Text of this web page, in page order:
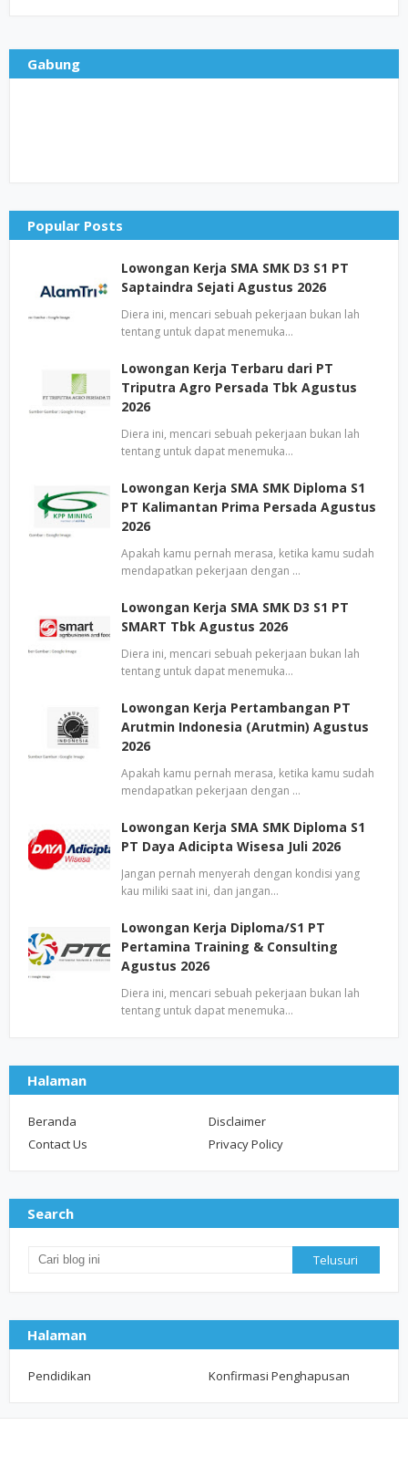
Gabung
Popular Posts
Lowongan Kerja SMA SMK D3 S1 PT
Saptaindra Sejati Agustus 2026
Diera ini, mencari sebuah pekerjaan bukan lah
tentang untuk dapat menemuka…
Lowongan Kerja Terbaru dari PT
Triputra Agro Persada Tbk Agustus
2026
Diera ini, mencari sebuah pekerjaan bukan lah
tentang untuk dapat menemuka…
Lowongan Kerja SMA SMK Diploma S1
PT Kalimantan Prima Persada Agustus
2026
Apakah kamu pernah merasa, ketika kamu sudah
mendapatkan pekerjaan dengan …
Lowongan Kerja SMA SMK D3 S1 PT
SMART Tbk Agustus 2026
Diera ini, mencari sebuah pekerjaan bukan lah
tentang untuk dapat menemuka…
Lowongan Kerja Pertambangan PT
Arutmin Indonesia (Arutmin) Agustus
2026
Apakah kamu pernah merasa, ketika kamu sudah
mendapatkan pekerjaan dengan …
Lowongan Kerja SMA SMK Diploma S1
PT Daya Adicipta Wisesa Juli 2026
Jangan pernah menyerah dengan kondisi yang
kau miliki saat ini, dan jangan…
Lowongan Kerja Diploma/S1 PT
Pertamina Training & Consulting
Agustus 2026
Diera ini, mencari sebuah pekerjaan bukan lah
tentang untuk dapat menemuka…
Halaman
Beranda
Disclaimer
Contact Us
Privacy Policy
Search
Halaman
Pendidikan Konfirmasi Penghapusan